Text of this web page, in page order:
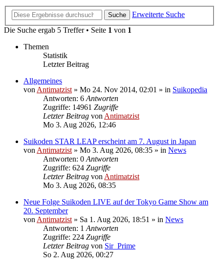
Suche
Erweiterte Suche
Die Suche ergab 5 Treffer • Seite 1 von 1
Themen
Statistik
Letzter Beitrag
Allgemeines
von Antimatzist » Mo 24. Nov 2014, 02:01 » in Suikopedia
Antworten: 6 Antworten
Zugriffe: 14961 Zugriffe
Letzter Beitrag von Antimatzist
Mo 3. Aug 2026, 12:46
Suikoden STAR LEAP erscheint am 7. August in Japan
von Antimatzist » Mo 3. Aug 2026, 08:35 » in News
Antworten: 0 Antworten
Zugriffe: 624 Zugriffe
Letzter Beitrag von Antimatzist
Mo 3. Aug 2026, 08:35
Neue Folge Suikoden LIVE auf der Tokyo Game Show am
20. September
von Antimatzist » Sa 1. Aug 2026, 18:51 » in News
Antworten: 1 Antworten
Zugriffe: 224 Zugriffe
Letzter Beitrag von Sir_Prime
So 2. Aug 2026, 00:27